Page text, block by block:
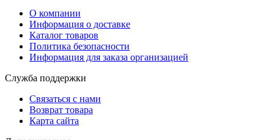
О компании
Информация о доставке
Каталог товаров
Политика безопасности
Информация для заказа организацией
Служба поддержки
Связаться с нами
Возврат товара
Карта сайта